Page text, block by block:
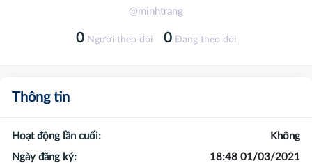
@minhtrang
0 Người theo dõi 0 Đang theo dõi
Thông tin
Hoạt động lần cuối:
Không
Ngày đăng ký:
18:48 01/03/2021